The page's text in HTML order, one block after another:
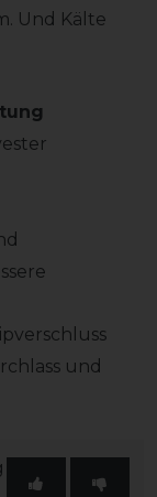
Und Kälte
und